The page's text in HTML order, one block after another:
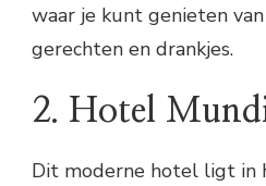
waar je kunt genieten
gerechten en drankjes.
2. Hotel
Dit moderne hotel ligt in